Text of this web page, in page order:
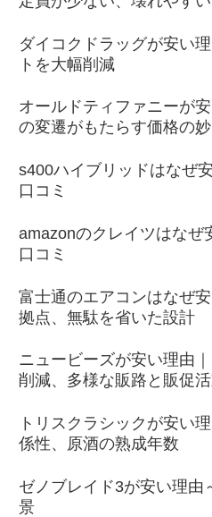
ダイコクドラッグが安い
トを大幅削減
オールドティファニーが
の変遷がもたらす価格の妙
s400ハイブリッドはなぜ
口コミ
amazonのクレイツはなぜ
口コミ
富士通のエアコンはなぜ
拠点、無駄を省いた設計
ニュービーズが安い理由
削減、多様な販路と販促
トリスクラシックが安い
係性、原酒の熟成年数
ゼノブレイド3が安い理由
景